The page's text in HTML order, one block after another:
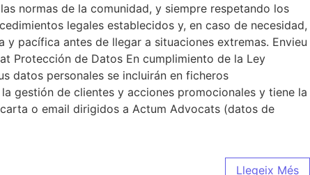
normas de la comunidad, y siempre respetando los
legales establecidos y, en caso de necesidad,
pacífica antes de llegar a situaciones extremas. Envieu
Protección de Datos En cumplimiento de la Ley
datos personales se incluirán en ficheros
gestión de clientes y acciones promocionales y tiene la
o email dirigidos a Actum Advocats (datos de
Llegeix Més